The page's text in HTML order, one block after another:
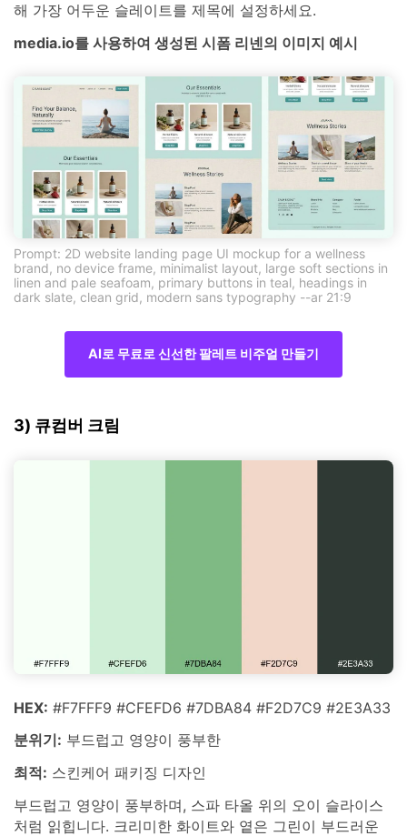
해 가장 어두운 슬레이트를 제목에 설정하세요.
media.io를 사용하여 생성된 시폼 리넨의 이미지 예시
Prompt: 2D website landing page UI mockup for a wellness
brand, no device frame, minimalist layout, large soft sections in
linen and pale seafoam, primary buttons in teal, headings in
dark slate, clean grid, modern sans typography --ar 21:9
AI로 무료로 신선한 팔레트 비주얼 만들기
3) 큐컴버 크림
HEX: #F7FFF9 #CFEFD6 #7DBA84 #F2D7C9 #2E3A33
분위기: 부드럽고 영양이 풍부한
최적: 스킨케어 패키징 디자인
부드럽고 영양이 풍부하며, 스파 타올 위의 오이 슬라이스
처럼 읽힙니다. 크리미한 화이트와 옅은 그린이 부드러운